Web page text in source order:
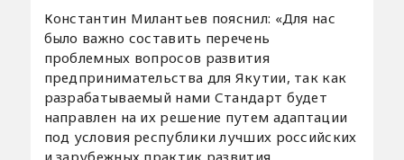
Константин Милантьев пояснил: «Для нас
было важно составить перечень
проблемных вопросов развития
предпринимательства для Якутии, так как
разрабатываемый нами Стандарт будет
направлен на их решение путем адаптации
под условия республики лучших российских
и зарубежных практик развития